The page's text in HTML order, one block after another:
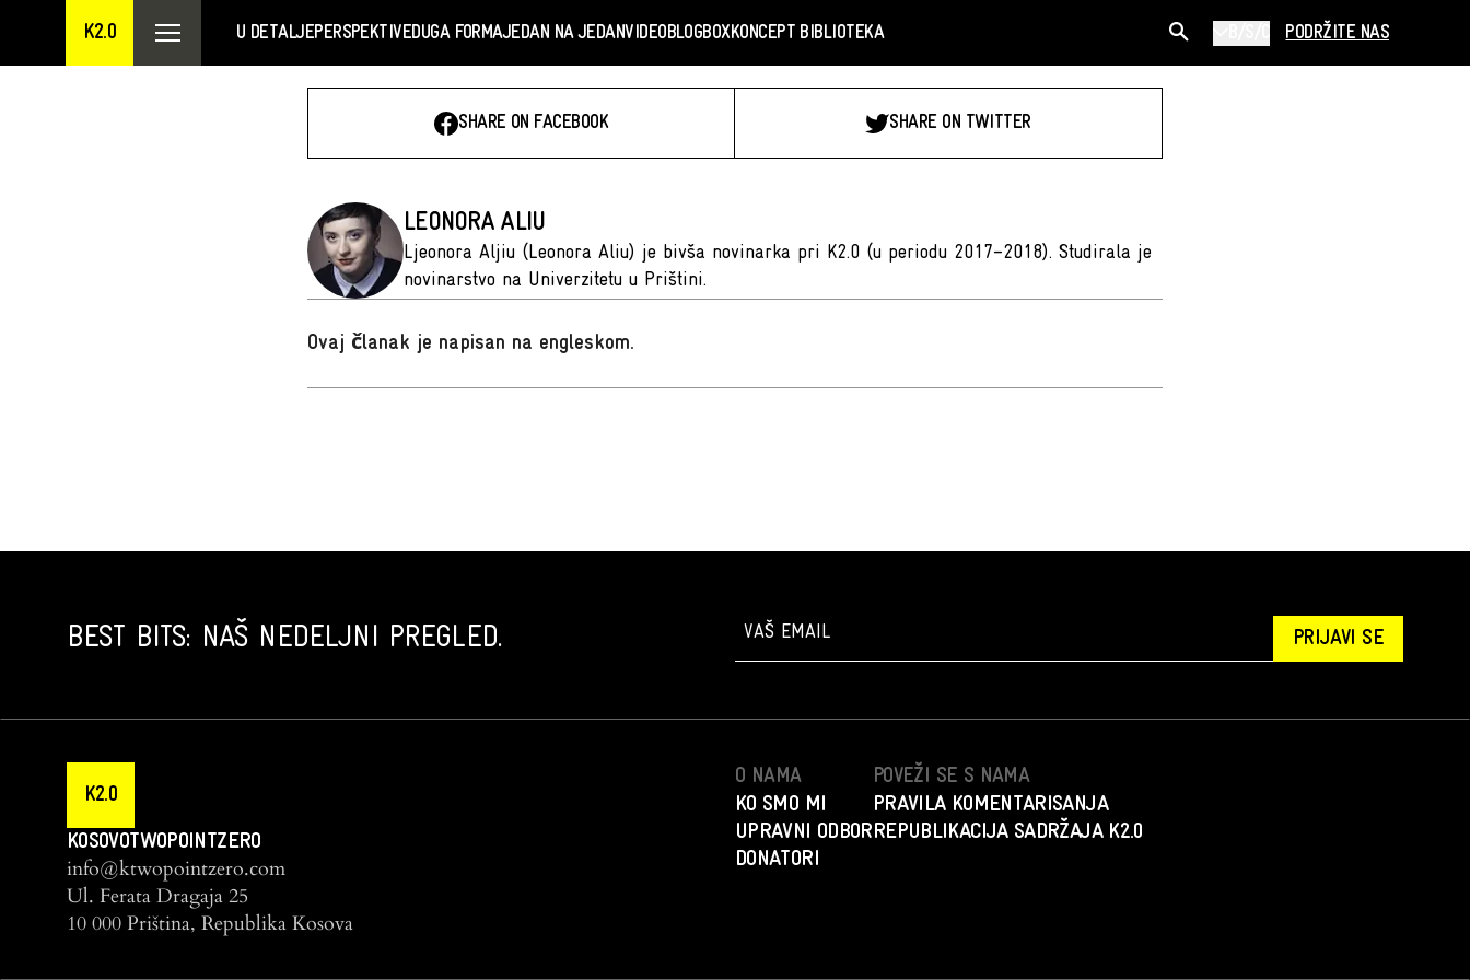
K2.0 U DETALJEPERSPEKTIVEDUGA FORMAJEDAN NA JEDANVIDEOBLOGBOXKONCEPT BIBLIOTEKA PODRŽITE NAS
SHARE ON FACEBOOK SHARE ON TWITTER
LEONORA ALIU
Ljeonora Aljiu (Leonora Aliu) je bivša novinarka pri K2.0 (u periodu 2017–2018). Studirala je
novinarstvo na Univerzitetu u Prištini.
Ovaj članak je napisan na engleskom.
BEST BITS: NAŠ NEDELJNI PREGLED. PRIJAVI SE
K2.0
KOSOVOTWOPOINTZERO
info@ktwopointzero.com
Ul. Ferata Dragaja 25
10 000 Priština, Republika Kosova
O NAMA
KO SMO MI
UPRAVNI ODBOR
DONATORI
POVEŽI SE S NAMA
PRAVILA KOMENTARISANJA
REPUBLIKACIJA SADRŽAJA K2.0